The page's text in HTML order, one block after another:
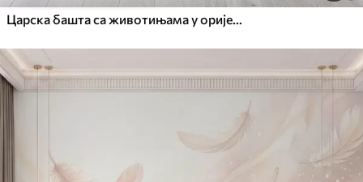
Царска башта са животињама у оријенталном стилу — мајмуном, леопардом, тигром, пауном и чапљом